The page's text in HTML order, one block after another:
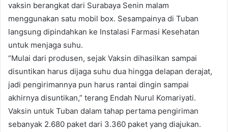
vaksin berangkat dari Surabaya Senin malam
menggunakan satu mobil box. Sesampainya di Tuban
langsung dipindahkan ke Instalasi Farmasi Kesehatan
untuk menjaga suhu.
“Mulai dari produsen, sejak Vaksin dihasilkan sampai
disuntikan harus dijaga suhu dua hingga delapan derajat,
jadi pengirimannya pun harus rantai dingin sampai
akhirnya disuntikan,” terang Endah Nurul Komariyati.
Vaksin untuk Tuban dalam tahap pertama pengiriman
sebanyak 2.680 paket dari 3.360 paket yang diajukan.